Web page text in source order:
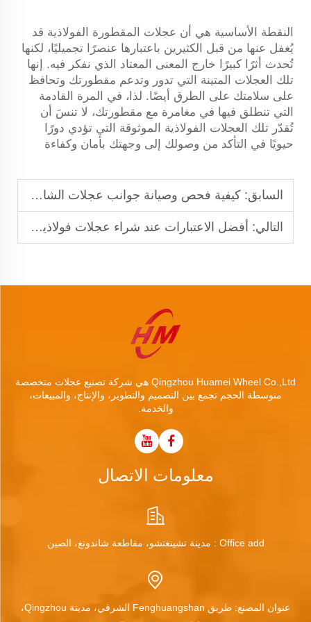
النقطة الأساسية هي أن عجلات المقطورة الفولاذية قد
يُغفل عنها من قبل الكثيرين باعتبارها عنصرًا تجميليًا، لكنها
تُحدث أثرًا كبيرًا خارج المعنى المعتاد الذي نفكر فيه. إنها
تلك العجلات المتينة التي تدور وتدعم مقطورتك وتحافظ
على سلامتك على الطرق أيضًا. لذا، في المرة القادمة
التي تنطلق فيها في مغامرة مع مقطورتك، لا تنسَ أن
تُقدّر تلك العجلات الفولاذية الموثوقة التي تؤدي دورًا
حيويًا في التأكد من وصولك إلى وجهتك بأمان وكفاءة
السابق: كيفية فحص وصيانة جوانب عجلات الشاحنات من أجل السلامة في الرحلات الطويلة
التالي: أفضل الاعتبارات عند شراء عجلات فولاذية للمقطورات
Qingzhou Huamei Wheel Co.,Ltd هي شركة تصنيع عجلات متخصصة
متوسطة الحجم تجمع بين التصميم والتطوير، والإنتاج، والمبيعات،
والخدمة.
معلومات الاتصال
Office add : مدينة تشينغتشو، مقاطعة شاندونغ، الصين
عنوان المصنع: طريق Fenghuangshan الشرقي، مدينة Qingzhou،